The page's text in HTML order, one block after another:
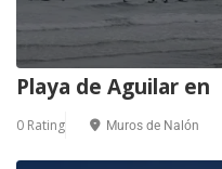
Playa de Aguilar en
0 Rating Muros de Nalón